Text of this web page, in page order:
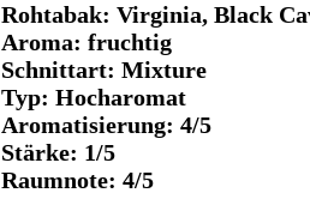
Rohtabak: Virginia, Black
Aroma: fruchtig
Schnittart: Mixture
Typ: Hocharomat
Aromatisierung: 4/5
Stärke: 1/5
Raumnote: 4/5